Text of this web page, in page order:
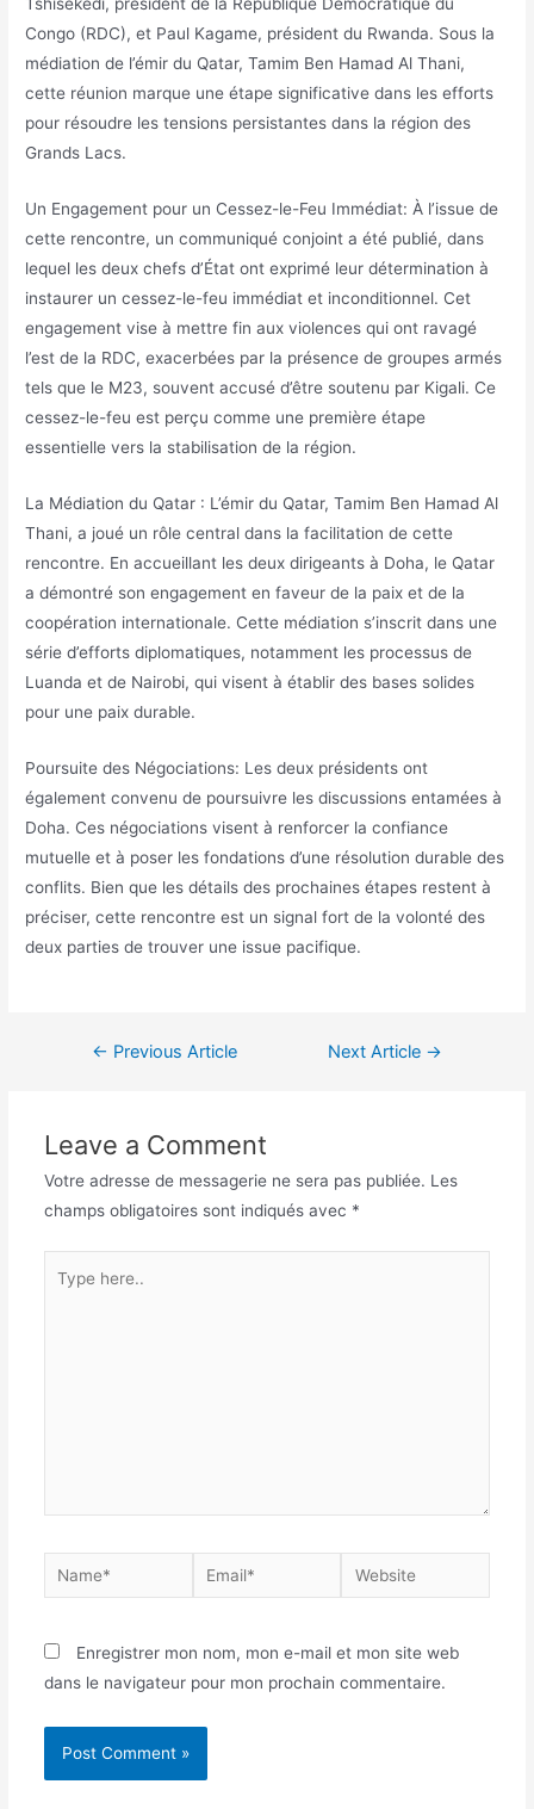
Congo (RDC), et Paul Kagame, président du Rwanda. Sous la
médiation de l’émir du Qatar, Tamim Ben Hamad Al Thani,
cette réunion marque une étape significative dans les efforts
pour résoudre les tensions persistantes dans la région des
Grands Lacs.
Un Engagement pour un Cessez-le-Feu Immédiat: À l’issue de
cette rencontre, un communiqué conjoint a été publié, dans
lequel les deux chefs d’État ont exprimé leur détermination à
instaurer un cessez-le-feu immédiat et inconditionnel. Cet
engagement vise à mettre fin aux violences qui ont ravagé
l’est de la RDC, exacerbées par la présence de groupes armés
tels que le M23, souvent accusé d’être soutenu par Kigali. Ce
cessez-le-feu est perçu comme une première étape
essentielle vers la stabilisation de la région.
La Médiation du Qatar : L’émir du Qatar, Tamim Ben Hamad Al
Thani, a joué un rôle central dans la facilitation de cette
rencontre. En accueillant les deux dirigeants à Doha, le Qatar
a démontré son engagement en faveur de la paix et de la
coopération internationale. Cette médiation s’inscrit dans une
série d’efforts diplomatiques, notamment les processus de
Luanda et de Nairobi, qui visent à établir des bases solides
pour une paix durable.
Poursuite des Négociations: Les deux présidents ont
également convenu de poursuivre les discussions entamées à
Doha. Ces négociations visent à renforcer la confiance
mutuelle et à poser les fondations d’une résolution durable des
conflits. Bien que les détails des prochaines étapes restent à
préciser, cette rencontre est un signal fort de la volonté des
deux parties de trouver une issue pacifique.
← Previous Article Next Article →
Leave a Comment
Votre adresse de messagerie ne sera pas publiée. Les
champs obligatoires sont indiqués avec *
Enregistrer mon nom, mon e-mail et mon site web
dans le navigateur pour mon prochain commentaire.